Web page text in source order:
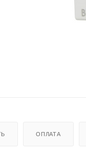
ОПЛАТА